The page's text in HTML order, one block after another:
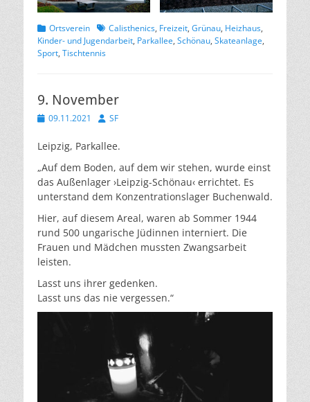
Kategorien
Ortsverein Schlagworte
Calisthenics, Freizeit, Grünau, Heizhaus,
Kinder- und Jugendarbeit, Parkallee, Schönau, Skateanlage,
Sport, Tischtennis
9. November
Veröffentlicht
09.11.2021 Autor
SF
Leipzig, Parkallee.
„Auf dem Boden, auf dem wir stehen, wurde einst
das Außenlager ›Leipzig-Schönau‹ errichtet. Es
unterstand dem Konzentrationslager Buchenwald.
Hier, auf diesem Areal, waren ab Sommer 1944
rund 500 ungarische Jüdinnen interniert. Die
Frauen und Mädchen mussten Zwangsarbeit
leisten.
Lasst uns ihrer gedenken.
Lasst uns das nie vergessen.“